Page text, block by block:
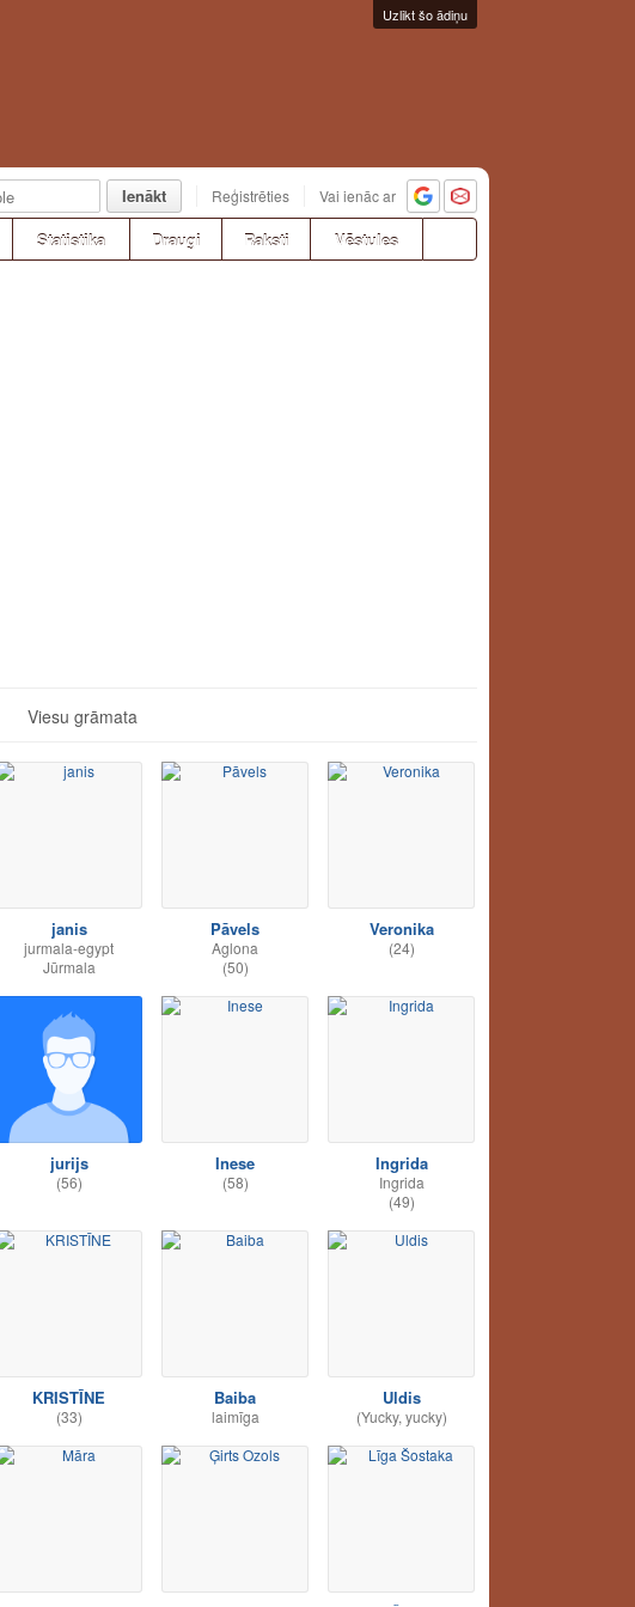
Uzlikt šo ādiņu
Ienākt Reģistrēties Vai ienāc ar
Statistika Draugi Raksti Vēstules
Viesu grāmata
janis
jurmala-egypt
Jūrmala
Pāvels
Aglona
(50)
Veronika
(24)
jurijs
(56)
Inese
(58)
Ingrida
Ingrida
(49)
KRISTĪNE
(33)
Baiba
laimīga
Uldis
(Yucky, yucky)